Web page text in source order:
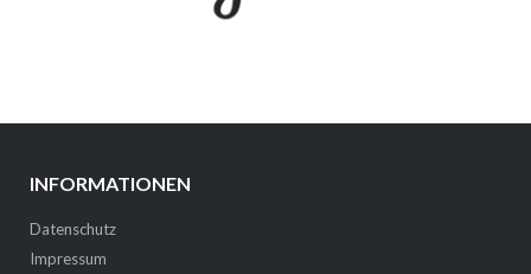
INFORMATIONEN
Datenschutz
Impressum